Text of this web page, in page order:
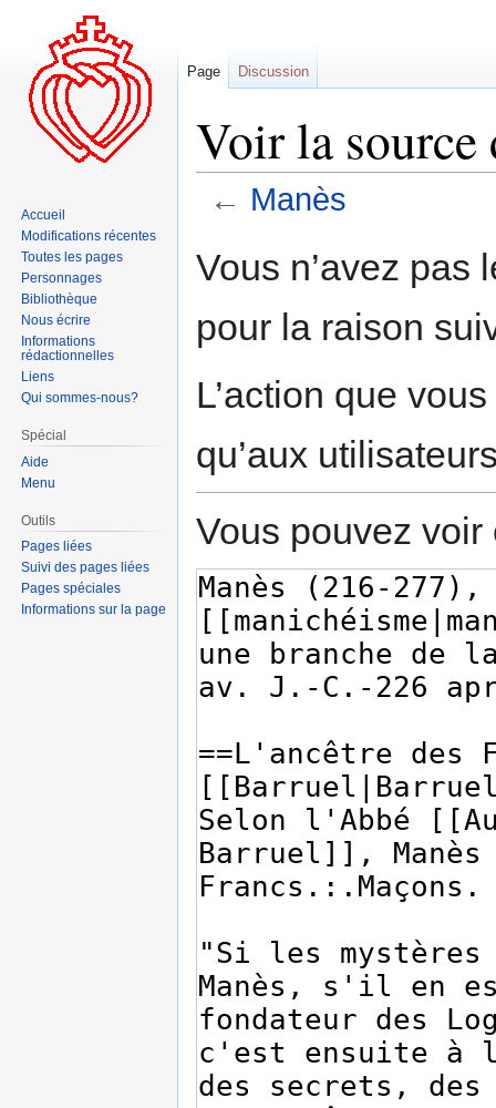
Voir la source
← Manès
à
navigation
à
recherche
Vous n’avez pas
pour la raison
L’action que
qu’aux
Vous pouvez
Page Discussion
Accueil
Modifications récentes
Toutes les pages
Personnages
Bibliothèque
Nous écrire
Informations
rédactionnelles
Liens
Qui sommes-nous?
Spécial
Aide
Menu
Outils
Pages liées
Suivi des pages liées
Pages spéciales
Informations sur la page